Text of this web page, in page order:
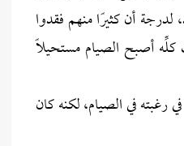
أن كثيرًا منهم فقدوا
أصبح الصيام مستحيلًا
في الصيام، لكنه كان